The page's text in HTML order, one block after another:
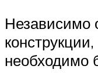
Независимо
необходимо